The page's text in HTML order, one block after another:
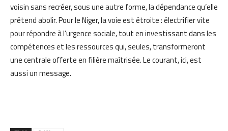
voisin sans recréer, sous une autre forme, la dépendance qu’elle
prétend abolir. Pour le Niger, la voie est étroite : électrifier vite
pour répondre à l’urgence sociale, tout en investissant dans les
compétences et les ressources qui, seules, transformeront
une centrale offerte en filière maîtrisée. Le courant, ici, est
aussi un message.